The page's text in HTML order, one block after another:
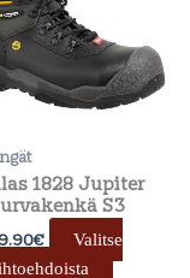
1828 Jupiter
S3
€
Valitse
Voit
tehdä
sivulla.